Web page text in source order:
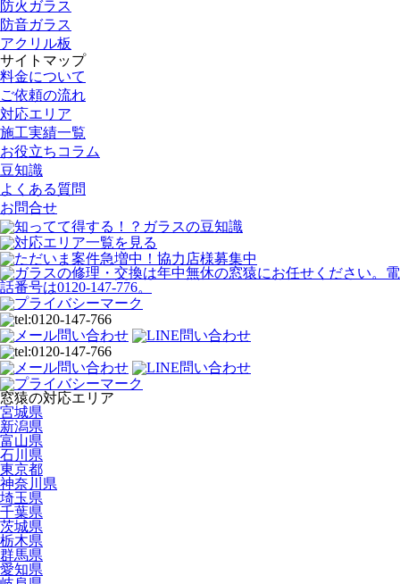
防火ガラス
防音ガラス
アクリル板
サイトマップ
料金について
ご依頼の流れ
対応エリア
施工実績一覧
お役立ちコラム
豆知識
よくある質問
お問合せ
窓猿の対応エリア
宮城県
新潟県
富山県
石川県
東京都
神奈川県
埼玉県
千葉県
茨城県
栃木県
群馬県
愛知県